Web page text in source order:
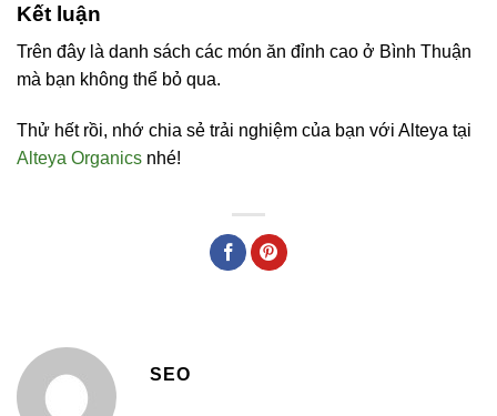
Kết luận
Trên đây là danh sách các món ăn đỉnh cao ở Bình Thuận
mà bạn không thể bỏ qua.
Thử hết rồi, nhớ chia sẻ trải nghiệm của bạn với Alteya tại
Alteya Organics nhé!
SEO